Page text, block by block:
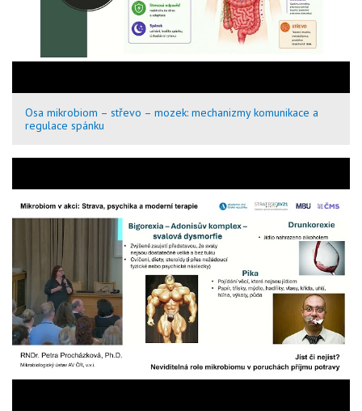
Osa mikrobiom – střevo – mozek: mechanizmy komunikace a
regulace spánku